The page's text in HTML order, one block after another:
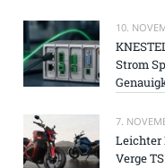
10.
Strom
7.
Leichter
Verge